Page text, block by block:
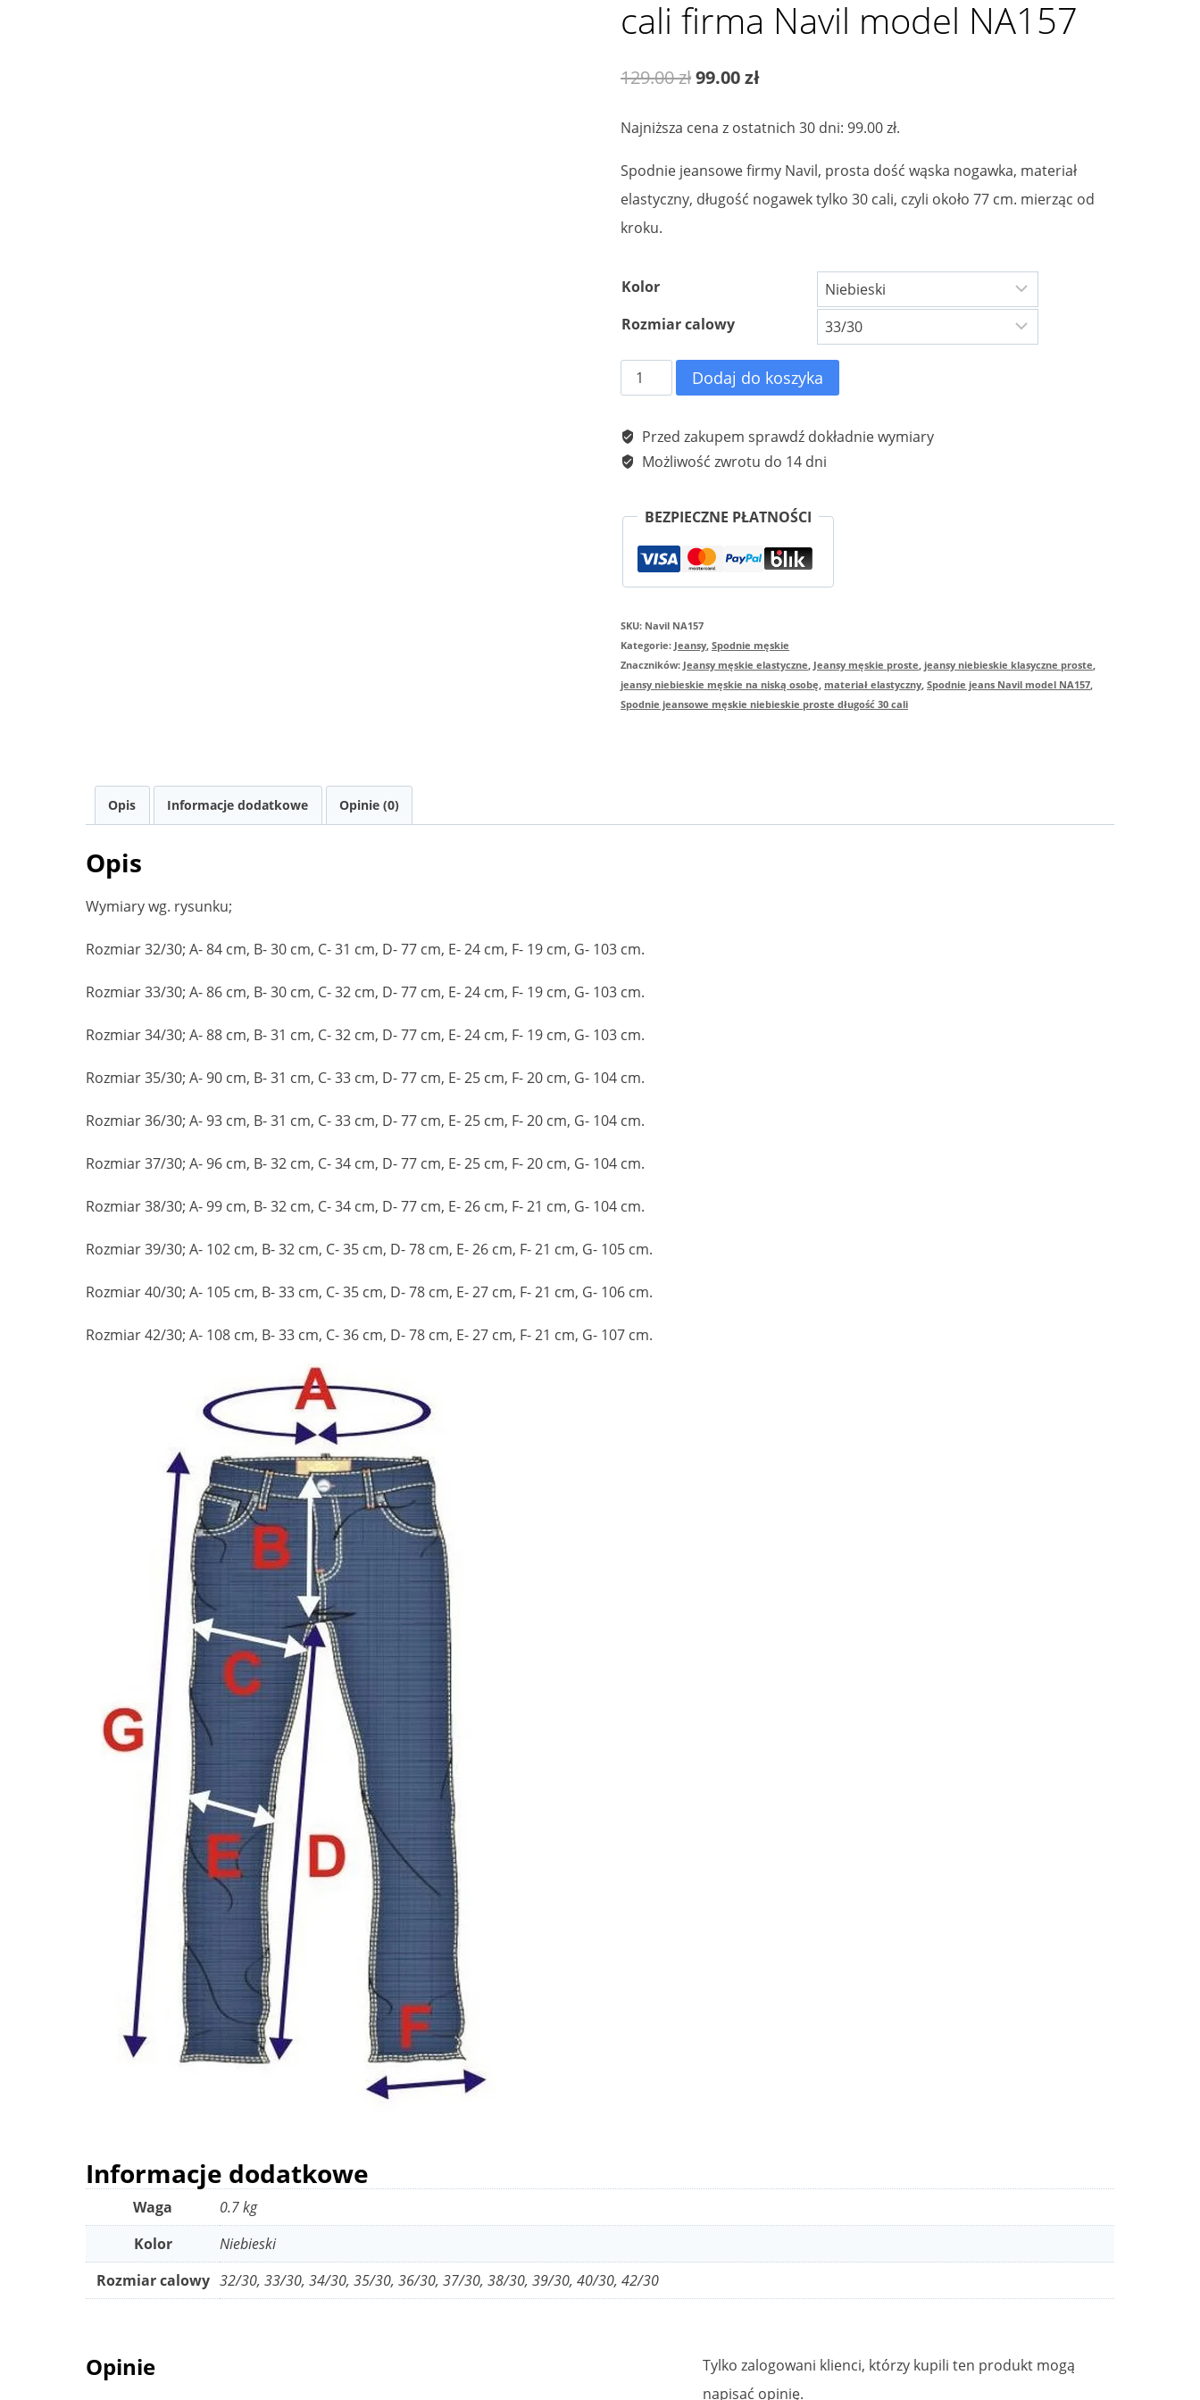
cali firma Navil model NA157
129.00złPierwotna
129.00 zł.
99.00złAktualna
99.00 zł.
Najniższa cena z ostatnich 30 dni:99.00zł.
Spodnie jeansowe firmy Navil, prosta dość wąska nogawka, materiał
elastyczny, długość nogawek tylko 30 cali, czyli około 77 cm. mierząc od
kroku.
Kolor
Rozmiar calowy
ilość
Spodnie
jeansowe
męskie
proste
długość
firma
Navil
model
NA157
Dodaj do koszyka
Przed zakupem sprawdź dokładnie wymiary
Możliwość zwrotu do 14 dni
BEZPIECZNE PŁATNOŚCI
SKU: Navil NA157
Kategorie: Jeansy ,Spodnie męskie
Znaczników: Jeansy męskie elastyczne Jeansy męskie proste jeansy niebieskie klasyczne proste
jeansy niebieskie męskie na niską osobę materiał elastyczny ,Spodnie jeans Navil model NA157
Spodnie jeansowe męskie niebieskie proste długość 30 cali
Opis Informacje dodatkowe Opinie (0)
Opis
Wymiary wg. rysunku;
Rozmiar 32/30; A- 84 cm, B- 30 cm, C- 31 cm, D- 77 cm, E- 24 cm, F- 19 cm, G- 103 cm.
Rozmiar 33/30; A- 86 cm, B- 30 cm, C- 32 cm, D- 77 cm, E- 24 cm, F- 19 cm, G- 103 cm.
Rozmiar 34/30; A- 88 cm, B- 31 cm, C- 32 cm, D- 77 cm, E- 24 cm, F- 19 cm, G- 103 cm.
Rozmiar 35/30; A- 90 cm, B- 31 cm, C- 33 cm, D- 77 cm, E- 25 cm, F- 20 cm, G- 104 cm.
Rozmiar 36/30; A- 93 cm, B- 31 cm, C- 33 cm, D- 77 cm, E- 25 cm, F- 20 cm, G- 104 cm.
Rozmiar 37/30; A- 96 cm, B- 32 cm, C- 34 cm, D- 77 cm, E- 25 cm, F- 20 cm, G- 104 cm.
Rozmiar 38/30; A- 99 cm, B- 32 cm, C- 34 cm, D- 77 cm, E- 26 cm, F- 21 cm, G- 104 cm.
Rozmiar 39/30; A- 102 cm, B- 32 cm, C- 35 cm, D- 78 cm, E- 26 cm, F- 21 cm, G- 105 cm.
Rozmiar 40/30; A- 105 cm, B- 33 cm, C- 35 cm, D- 78 cm, E- 27 cm, F- 21 cm, G- 106 cm.
Rozmiar 42/30; A- 108 cm, B- 33 cm, C- 36 cm, D- 78 cm, E- 27 cm, F- 21 cm, G- 107 cm.
Informacje dodatkowe
Waga
0.7 kg
Kolor
Niebieski
Rozmiar calowy 32/30, 33/30, 34/30, 35/30, 36/30, 37/30, 38/30, 39/30, 40/30, 42/30
Opinie
Tylko zalogowani klienci, którzy kupili ten produkt mogą
napisać opinię.